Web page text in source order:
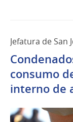
Jefatura de San
consumo
interno de